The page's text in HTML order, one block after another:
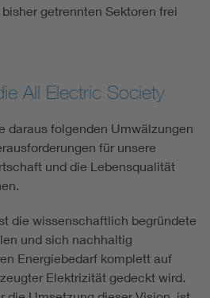
getrennten Sektoren frei
All Electric Society
daraus folgenden Umwälzungen
für unsere
und die Lebensqualität
die wissenschaftlich begründete
und sich nachhaltig
Energiebedarf komplett auf
Elektrizität gedeckt wird.